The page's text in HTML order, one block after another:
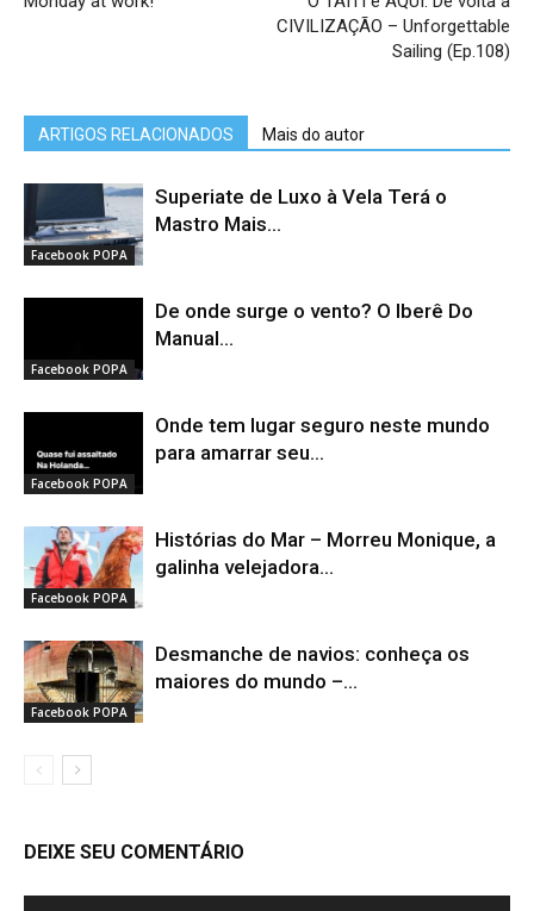
CIVILIZAÇÃO – Unforgettable
Sailing (Ep.108)
ARTIGOS RELACIONADOS Mais do autor
Facebook POPA
Superiate de Luxo à Vela Terá o
Mastro Mais...
Facebook POPA
De onde surge o vento? O Iberê Do
Manual...
Facebook POPA
Onde tem lugar seguro neste mundo
para amarrar seu...
Facebook POPA
Histórias do Mar – Morreu Monique, a
galinha velejadora...
Facebook POPA
Desmanche de navios: conheça os
maiores do mundo –...
DEIXE SEU COMENTÁRIO